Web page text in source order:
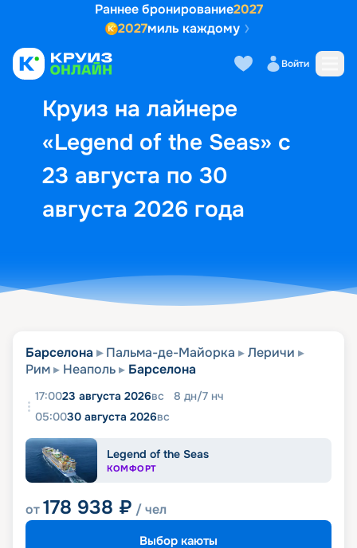
Раннее бронирование2027
2027миль каждому
Войти
Круиз на лайнере
«Legend of the Seas» с
23 августа по 30
августа 2026 года
Выбор кают Маршрут и
Барселона Пальма-де-Майорка
Леричи
Рим
Неаполь Барселона
17:0023 августа 2026вс 8 дн/7 нч
05:0030 августа 2026вс
Legend of the Seas
КОМФОРТ
от178 938 ₽ / чел
Выбор каюты